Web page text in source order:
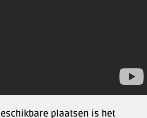
plaatsen is het